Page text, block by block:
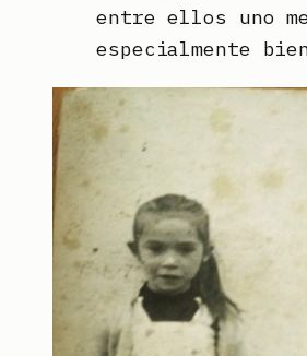
entre ellos uno
especialmente